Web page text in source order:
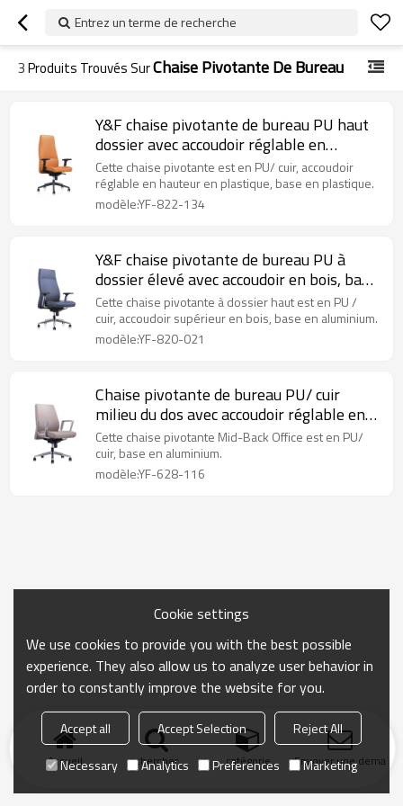
Entrez un terme de recherche
3Produits Trouvés SurChaise Pivotante De Bureau
Y&F chaise pivotante de bureau PU haut
dossier avec accoudoir réglable en
hauteur en plastique
Cette chaise pivotante est en PU/ cuir, accoudoir
réglable en hauteur en plastique, base en plastique.
modèle:YF-822-134
Y&F chaise pivotante de bureau PU à
dossier élevé avec accoudoir en bois, base
en aluminium
Cette chaise pivotante à dossier haut est en PU /
cuir, accoudoir supérieur en bois, base en aluminium.
modèle:YF-820-021
Chaise pivotante de bureau PU/ cuir
milieu du dos avec accoudoir réglable en
hauteur en aluminium
Cette chaise pivotante Mid-Back Office est en PU/
cuir, base en aluminium.
modèle:YF-628-116
Accueil chercher catégorie Envoyer une
Cookie settings
We use cookies to provide you with the best possible
experience. They also allow us to analyze user behavior in
order to constantly improve the website for you.
Accept all Accept Selection
Reject All
Necessary
Analytics Preferences Marketing